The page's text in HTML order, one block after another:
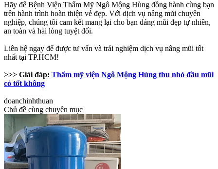
Hãy để Bệnh Viện Thẩm Mỹ Ngô Mộng Hùng đồng hành cùng bạn
trên hành trình hoàn thiện vẻ đẹp. Với dịch vụ nâng mũi chuyên
nghiệp, chúng tôi cam kết mang lại cho bạn dáng mũi đẹp tự nhiên,
an toàn và hài lòng tuyệt đối.
Liên hệ ngay để được tư vấn và trải nghiệm dịch vụ nâng mũi tốt
nhất tại TP.HCM!
>>> Giải đáp: Thẩm mỹ viện Ngô Mộng Hùng thu nhỏ đầu mũi
có tốt không
doanchinhthuan
Chủ đề cùng chuyên mục